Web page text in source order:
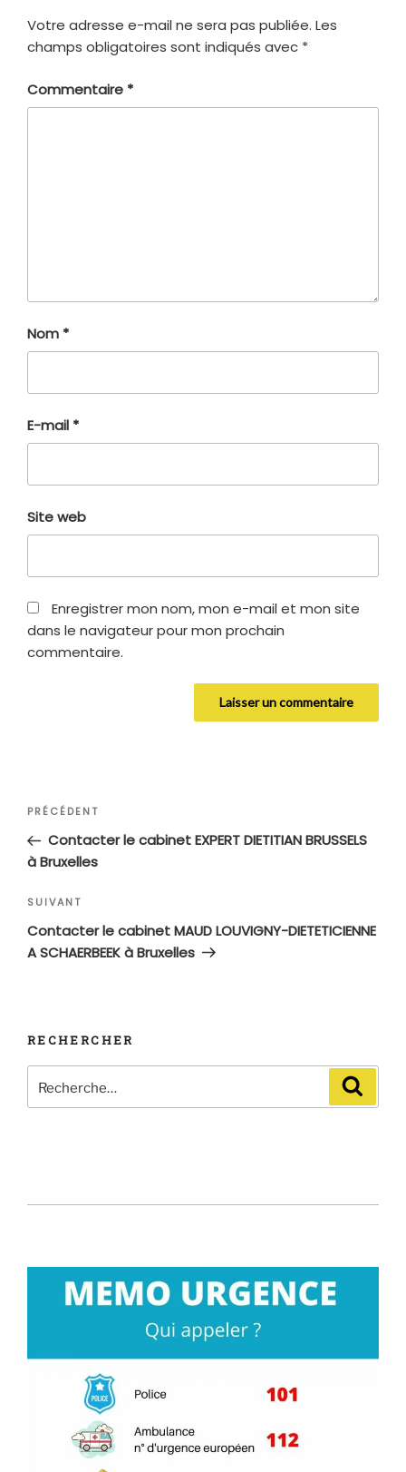
Votre adresse e-mail ne sera pas publiée. Les
champs obligatoires sont indiqués avec *
Commentaire *
Nom *
E-mail *
Site web
Enregistrer mon nom, mon e-mail et mon site
dans le navigateur pour mon prochain
commentaire.
Navigation
l’article
Article
précédent
PRÉCÉDENT
Contacter le cabinet EXPERT DIETITIAN BRUSSELS
à Bruxelles
Article
suivant
SUIVANT
Contacter le cabinet MAUD LOUVIGNY-DIETETICIENNE
A SCHAERBEEK à Bruxelles
RECHERCHER
pour